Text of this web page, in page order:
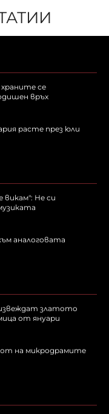
се
връх
расте през юли
викам": Не си
аналоговата
златото
от януари
на микродрамите